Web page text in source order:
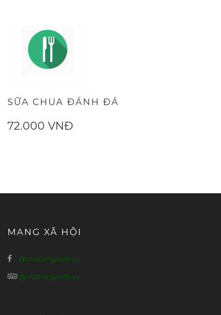
SỮA CHUA ĐÁNH ĐÁ
72.000 VNĐ
MẠNG XÃ HỘI
@nhahanglucthuy
@nhahanglucthuy